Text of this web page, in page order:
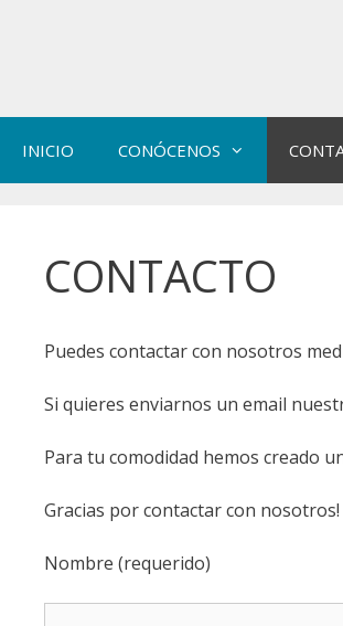
INICIO CONÓCENOS
CONTACTO
Puedes contactar con nosotros
Si quieres enviarnos un email
Para tu comodidad hemos creado
Gracias por contactar con nosotros!
Nombre (requerido)